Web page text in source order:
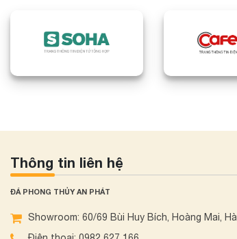
Thông tin liên hệ
ĐÁ PHONG THỦY AN PHÁT
Showroom: 60/69 Bùi Huy Bích, Hoàng Mai,